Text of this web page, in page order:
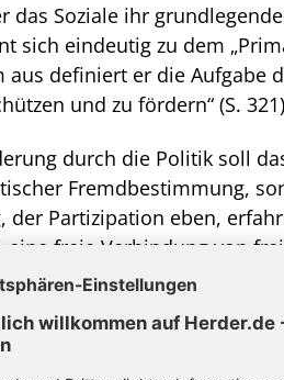
das Soziale ihr
sich eindeutig zu dem
aus definiert er die Aufgabe
und zu fördern“ (S.
durch die Politik soll
Fremdbestimmung,
der Partizipation eben,
freie Verbindung von
bestimmensuchen“ (S. 28).
der Einzelnen. Diesem
nach. Er lässt dabei
und schlägt